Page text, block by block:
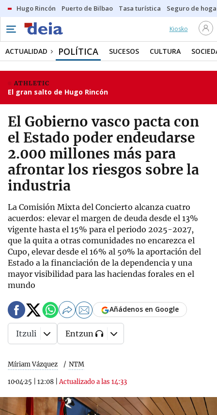
Hugo Rincón Puerto de Bilbao Tasa turística Seguro de
Kiosko
ACTUALIDAD POLÍTICA SUCESOS CULTURA
ATHLETIC
El gran salto de Hugo Rincón
El Gobierno vasco pacta con
el Estado poder endeudarse
2.000 millones más para
afrontar los riesgos sobre la
industria
La Comisión Mixta del Concierto alcanza cuatro
acuerdos: elevar el margen de deuda desde el 13%
vigente hasta el 15% para el periodo 2025-2027,
que la quita a otras comunidades no encarezca el
Cupo, elevar desde el 16% al 50% la aportación del
Estado a la financiación de la dependencia y una
mayor visibilidad para las haciendas forales en el
mundo
Míriam Vázquez NTM
10·04·25 12:08 |Actualizado a las 14:33
Añádenos en Google
Itzuli Entzun